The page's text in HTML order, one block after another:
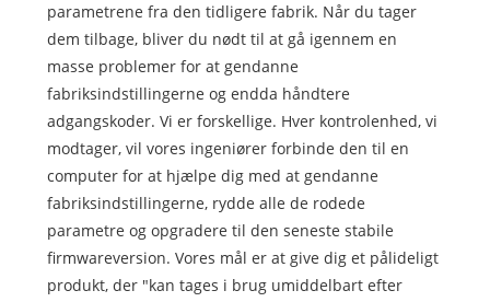
parametrene fra den tidligere fabrik. Når du tager
dem tilbage, bliver du nødt til at gå igennem en
masse problemer for at gendanne
fabriksindstillingerne og endda håndtere
adgangskoder. Vi er forskellige. Hver kontrolenhed, vi
modtager, vil vores ingeniører forbinde den til en
computer for at hjælpe dig med at gendanne
fabriksindstillingerne, rydde alle de rodede
parametre og opgradere til den seneste stabile
firmwareversion. Vores mål er at give dig et pålideligt
produkt, der "kan tages i brug umiddelbart efter